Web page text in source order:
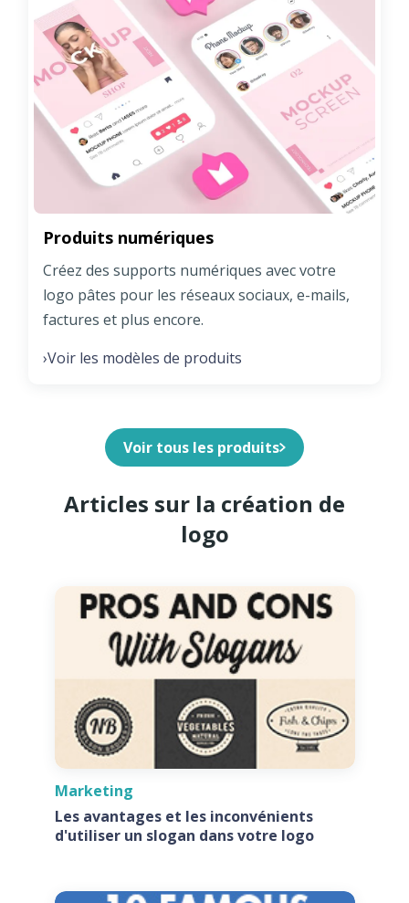
Produits numériques
Créez des supports numériques avec votre
logo pâtes pour les réseaux sociaux, e-mails,
factures et plus encore.
›Voir les modèles de produits
Voir tous les produits
Articles sur la création de
logo
Marketing
Les avantages et les inconvénients
d'utiliser un slogan dans votre logo